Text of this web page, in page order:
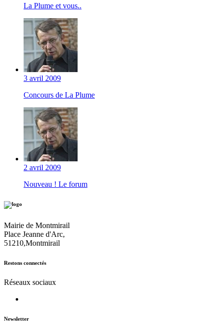
La Plume et vous..
3 avril 2009
Concours de La Plume
2 avril 2009
Nouveau ! Le forum
Mairie de Montmirail
Place Jeanne d'Arc,
51210,Montmirail
Restons connectés
Réseaux sociaux
Newsletter